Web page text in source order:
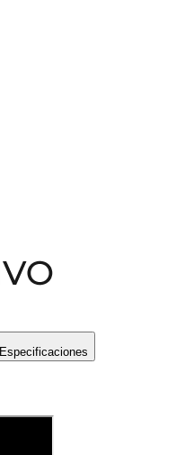
Especificaciones